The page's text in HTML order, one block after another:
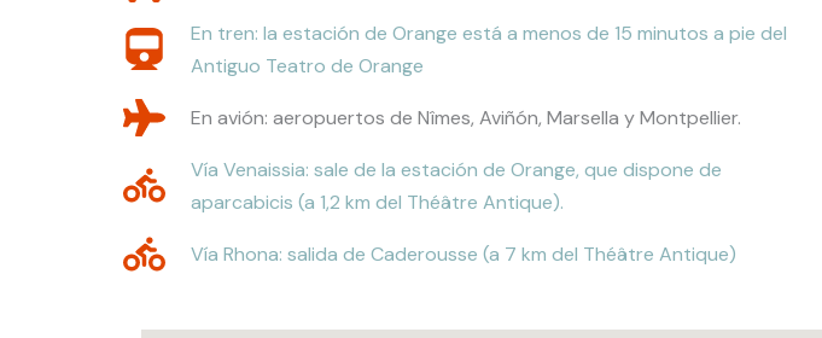
En tren: la estación de Orange está a menos de 15 minutos a pie del
Antiguo Teatro de Orange
En avión: aeropuertos de Nîmes, Aviñón, Marsella y Montpellier.
Vía Venaissia: sale de la estación de Orange, que dispone de
aparcabicis (a 1,2 km del Théâtre Antique).
Vía Rhona: salida de Caderousse (a 7 km del Théâtre Antique)